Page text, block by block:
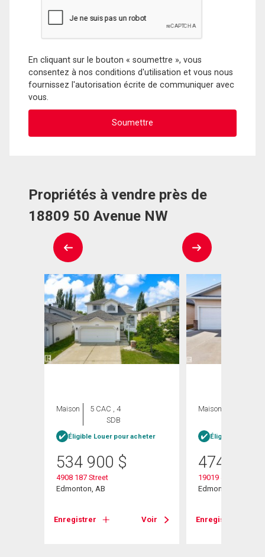
En cliquant sur le bouton « soumettre », vous
consentez à nos conditions d'utilisation et vous nous
fournissez l'autorisation écrite de communiquer avec
vous.
Propriétés à vendre près de
18809 50 Avenue NW
Maison
5 CAC , 4
SDB
Éligible Louer pour acheter
534 900 $
4908 187 Street
Edmonton, AB
Enregistrer Voir
Maison
Éligible Louer
474 900
19019 49 Avenue
Edmonton, AB
Enregistrer